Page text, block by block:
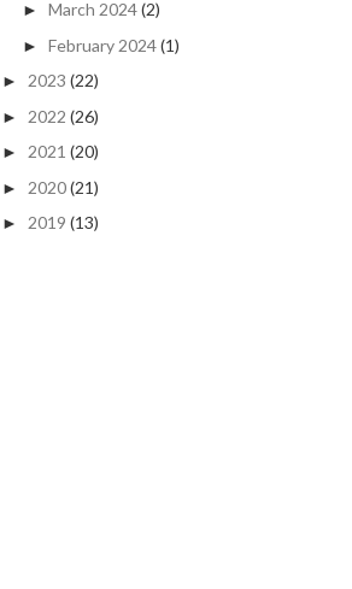
► March 2024(2)
► February 2024(1)
► 2023 (22)
► 2022 (26)
► 2021 (20)
► 2020(21)
► 2019 (13)